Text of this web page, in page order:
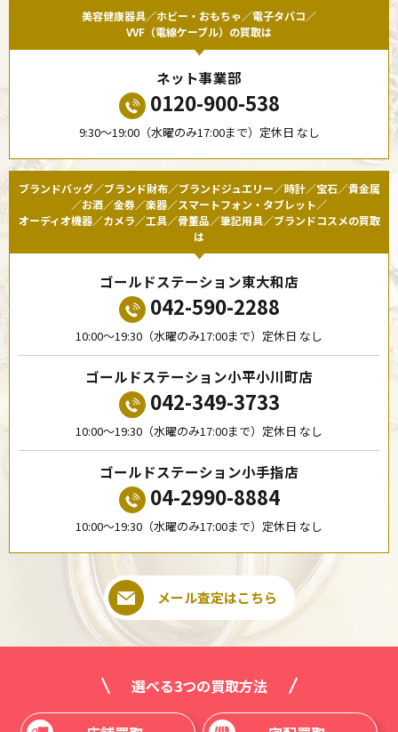
美容健康器具／ホビー・おもちゃ／電子タバコ／
VVF（電線ケーブル）の買取は
ネット事業部
0120-900-538
9:30〜19:00（水曜のみ17:00まで）定休日 なし
ブランドバッグ／ブランド財布／ブランドジュエリー／時計／宝石／貴金属
／お酒／金券／楽器／スマートフォン・タブレット／
オーディオ機器／カメラ／工具／骨董品／筆記用具／ブランドコスメの買取
は
ゴールドステーション東大和店
042-590-2288
10:00〜19:30（水曜のみ17:00まで）定休日 なし
ゴールドステーション小平小川町店
042-349-3733
10:00〜19:30（水曜のみ17:00まで）定休日 なし
ゴールドステーション小手指店
04-2990-8884
10:00〜19:30（水曜のみ17:00まで）定休日 なし
メール査定はこちら
選べる3つの買取方法